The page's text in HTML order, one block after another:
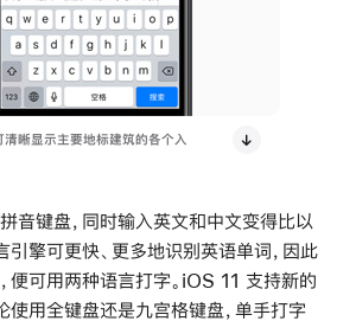
晰显示主要地标建筑的各个入
音键盘，同时输入英文和中文变得比以
引擎可更快、更多地识别英语单词，因此
便可用两种语言打字。iOS 11 支持新的
使用全键盘还是九宫格键盘，单手打字